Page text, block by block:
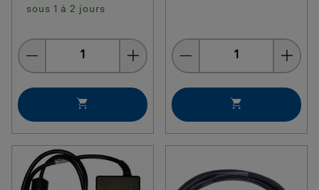
sous 1 à 2 jours
Quantity Quantity